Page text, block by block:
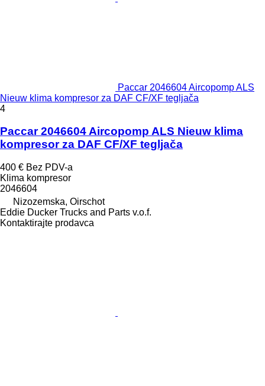
Paccar 2046604 Aircopomp ALS
Nieuw klima kompresor za DAF CF/XF tegljača
4
Paccar 2046604 Aircopomp ALS Nieuw klima
kompresor za DAF CF/XF tegljača
400 € Bez PDV-a
Klima kompresor
2046604
Nizozemska, Oirschot
Eddie Ducker Trucks and Parts v.o.f.
Kontaktirajte prodavca